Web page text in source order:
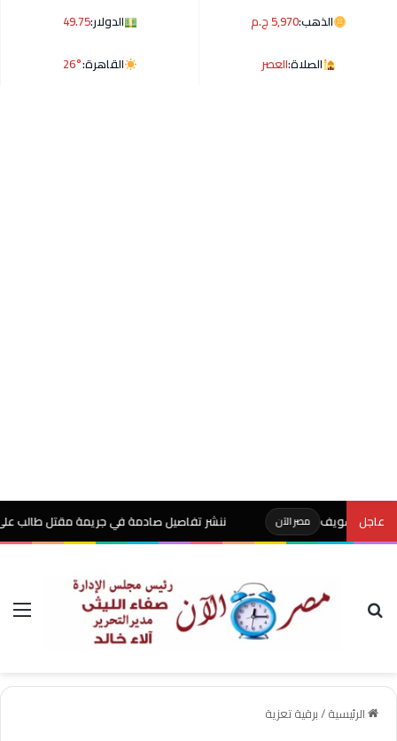
الذهب:5,970 ج.م الدولار:49.75
الصلاة:العصر القاهرة:26°
عاجل مصر الآن ننشر تفاصيل صادمة في جريمة مقتل طالب على يد
بحث عن
الرئيسية/برقية تعزية